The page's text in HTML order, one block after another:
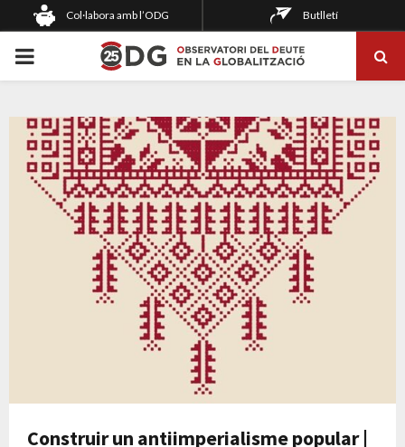
Col·labora amb l’ODG Butlletí
PRIMARY
Construir un antiimperialisme popular |